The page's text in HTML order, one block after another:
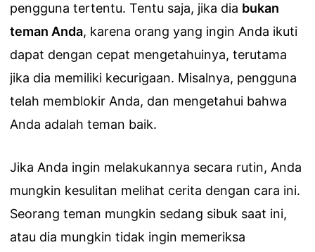
pengguna tertentu. Tentu saja, jika dia bukan
teman Anda, karena orang yang ingin Anda ikuti
dapat dengan cepat mengetahuinya, terutama
jika dia memiliki kecurigaan. Misalnya, pengguna
telah memblokir Anda, dan mengetahui bahwa
Anda adalah teman baik.
Jika Anda ingin melakukannya secara rutin, Anda
mungkin kesulitan melihat cerita dengan cara ini.
Seorang teman mungkin sedang sibuk saat ini,
atau dia mungkin tidak ingin memeriksa